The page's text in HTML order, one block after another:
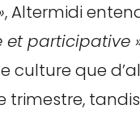
, Altermidi
et participative
de culture que